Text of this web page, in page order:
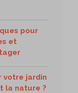
pour
et
votre jardin
la nature ?